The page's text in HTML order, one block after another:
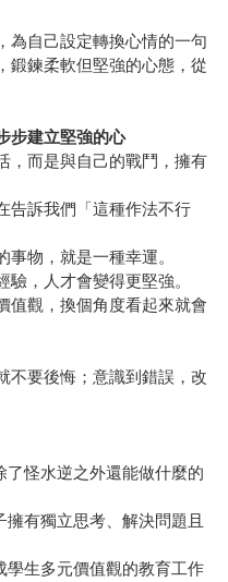
為自己設定轉換心情的一句
鍛鍊柔軟但堅強的心態，從
步建立堅強的心
，而是與自己的戰鬥，擁有
告訴我們「這種作法不行
物，就是一種幸運。
，人才會變得更堅強。
值觀，換個角度看起來就會
不要後悔；意識到錯誤，改
怪水逆之外還能做什麼的
有獨立思考、解決問題且
生多元價值觀的教育工作